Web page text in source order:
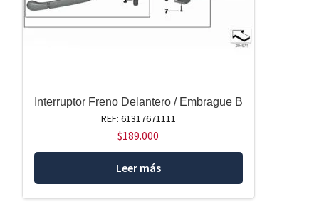
Interruptor Freno Delantero / Embrague B
REF: 61317671111
$189.000
Leer más